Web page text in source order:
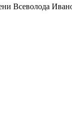
Всеволода